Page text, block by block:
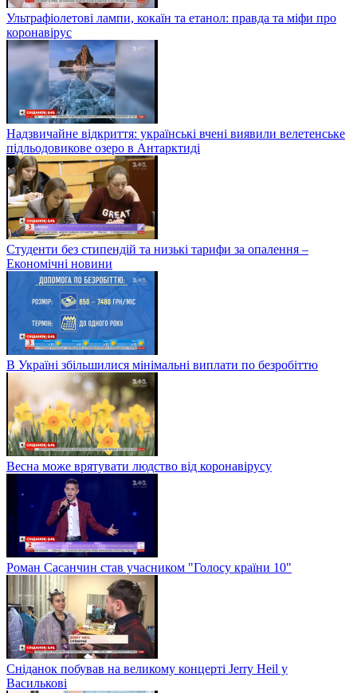
Ультрафіолетові лампи, кокаїн та етанол: правда та міфи про
коронавірус
Надзвичайне відкриття: українські вчені виявили велетенське
підльодовикове озеро в Антарктиді
Студенти без стипендій та низькі тарифи за опалення –
Економічні новини
В Україні збільшилися мінімальні виплати по безробіттю
Весна може врятувати людство від коронавірусу
Роман Сасанчин став учасником "Голосу країни 10"
Сніданок побував на великому концерті Jerry Heil у
Василькові